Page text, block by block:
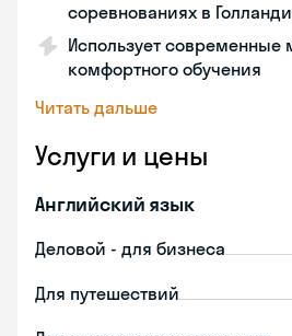
соревнованиях в
Использует современные
комфортного обучения
Читать дальше
Услуги и цены
Английский язык
Деловой - для бизнеса
Для путешествий